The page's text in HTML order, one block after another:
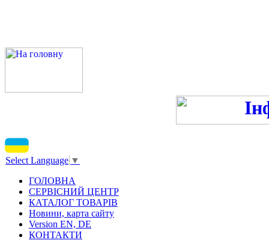
Select Language ▼
ГОЛОВНА
СЕРВІСНИЙ ЦЕНТР
КАТАЛОГ ТОВАРІВ
Новини, карта сайту
Version EN, DE
КОНТАКТИ